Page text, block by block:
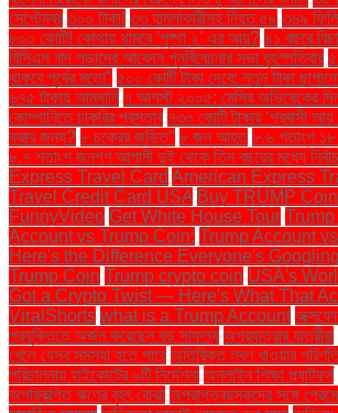
সেপ্টেম্বর ৩০০ টাকা! ৩৩ হামলাকারীসহ নিহত ৫৮ ৩৬৯
৮০০ কোটি! কোথায় থামবে 'পুষ্পা ২' এর আয়? ৪১ বছরে
বিসিএস বাদ পড়াদের আবেদন পুনর্বিবেচনার সভা বৃহস্পতিবার ৫
থাকবে পূর্বের মতো" ৫০০ কোটি টাকা দেবে: নতুন টাকা
৬৭৫ টাকায় আমদানি ৭ আগস্ট ২০০৫: মেসির অভিষেকের
কোম্পানিতে চাকরির প্রস্তাব ৭৩০ কোটি টাকার ‘প্রবাসী আয়
করার জন্য? ৮ চক্রের জড়িত" ৮ জন আহত ৮.৬ শতাংশ ১৮
৮.৭ শতাংশ জনগণ আগামী দুই থেকে তিন বছরের মধ্যে
Express Travel Card American Express
Travel Credit Card USA Buy TRUMP Coin
FunnyVideo Get White House Tour
Account vs Trump Coin: Trump Account
Here's the Difference Everyone's
Trump Coin Trump crypto coin USA's
Got a Crypto Twist — Here's What That
ViralShorts what is a Trump Account
প্রযুক্তিতে অর্জন করেছেন বড় সাফল্য অগ্রযাত্রার যাত্রীরা
খেলে যেসব সমস্যা হতে পারে অতিরিক্ত লবণ খাওয়ার
পরিচালনায় হাইকোর্টের ৯টি নির্দেশনা অনলাইন শিক্ষা প্ল্যাটফর্ম
অপরিকল্পিত ঋণের বৃহৎ বোঝা অপ্রাপ্তবয়স্কদের সঙ্গে